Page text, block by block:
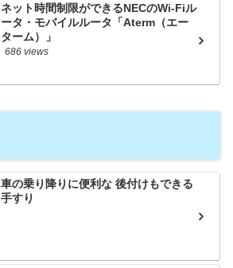
ネット時間制限ができるNECのWi-Fiル
ータ・モバイルルータ「Aterm（エー
ターム）」
686 views
車の乗り降りに便利な 後付けもできる
手すり